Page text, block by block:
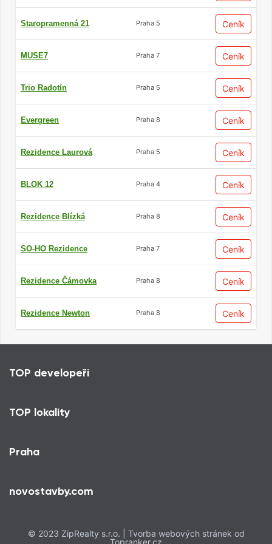
Trendem je personalizace
interiéru
Novébyty na prodej
často nabízejí zájemcům i
možnost přizpůsobit si prostor podle vlastních
obkladů až po instalaci moderních technologií
Flexibilita v úpravách dělá z novostaveb
lákavou možnost pro každého, kdo touží po
jedinečném a osobním prostoru.
Rostoucí význam lokality
polích a zelených loukách, jako tomu bylo dříve.
občanskou vybaveností – v blízkosti škol,
Komfortní životní styl s přístupem k nezbytným
Staropramenná 21 Praha 5 Ceník
MUSE7 Praha 7 Ceník
Trio Radotín Praha 5 Ceník
Evergreen Praha 8 Ceník
Rezidence Laurová Praha 5 Ceník
BLOK 12 Praha 4 Ceník
Rezidence Blízká Praha 8 Ceník
SO-HO Rezidence Praha 7 Ceník
Rezidence Čámovka Praha 8 Ceník
Rezidence Newton Praha 8 Ceník
TOP developeři
TOP lokality
Praha
novostavby.com
© 2023 ZipRealty s.r.o. | Tvorba webových stránek od
Topranker.cz